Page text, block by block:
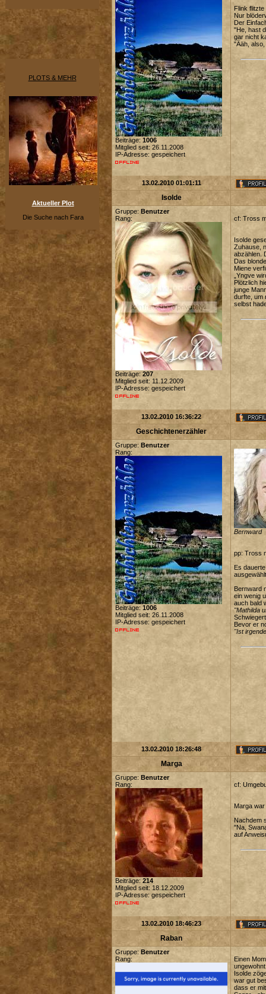
PLOTS & MEHR
Aktueller Plot
Die Suche nach Fara
Beiträge: 1006
Mitglied seit: 26.11.2008
IP-Adresse: gespeichert
Flink
Nur
Der
"He, hast
gar nicht
"Ääh,
13.02.2010 01:01:11
Isolde
Gruppe: Benutzer
Rang:
Beiträge: 207
Mitglied seit: 11.12.2009
IP-Adresse: gespeichert
cf: Tross
Isolde
Zuhause,
abzählen.
Das
Miene
„Yngve
Plötzlich
junge
durfte, um
selbst
13.02.2010 16:36:22
Geschichtenerzähler
Gruppe: Benutzer
Rang:
Beiträge: 1006
Mitglied seit: 26.11.2008
IP-Adresse: gespeichert
Bernward
pp: Tross
Es
Bernward
ein wenig
auch bald
"Mathilda
Bevor er
"Ist
13.02.2010 18:26:48
Marga
Gruppe: Benutzer
Rang:
Beiträge: 214
Mitglied seit: 18.12.2009
IP-Adresse: gespeichert
cf:
Marga
Nachdem
"Na,
auf
13.02.2010 18:46:23
Raban
Gruppe: Benutzer
Rang:
Einen
Isolde
war gut
dass er